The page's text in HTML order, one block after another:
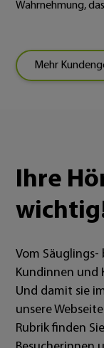
Wahrnehmung,
Mehr
Ihre
Vom
Kundinnen und
Und damit sie
unsere
Rubrik finden